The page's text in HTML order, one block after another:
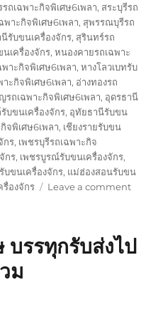
ถเฉพาะกิจพิเศษ6เพลา, สระบุรีรถ
พาะกิจพิเศษ6เพลา, สุพรรณบุรีรถ
รับขนเครื่องจักร, สุรินทร์รถ
เครื่องจักร,หนองคายรถเฉพาะ
าะกิจพิเศษ6เพลา,หางโลวเบทรับ
ะกิจพิเศษ6เพลา, อ่างทองรถ
รถเฉพาะกิจพิเศษ6เพลา, อุดรธานี
บขนเครื่องจักร, อุทัยธานีรับขน
จพิเศษ6เพลา, เชียงรายรับขน
กร, เพชรบุรีรถเฉพาะกิจ
กร, เพชรบูรณ์รับขนเครื่องจักร,
บขนเครื่องจักร, แม่ฮ่องสอนรับขน
องจักร Leave a commenton
บรรทุกรับส่งไป
ม